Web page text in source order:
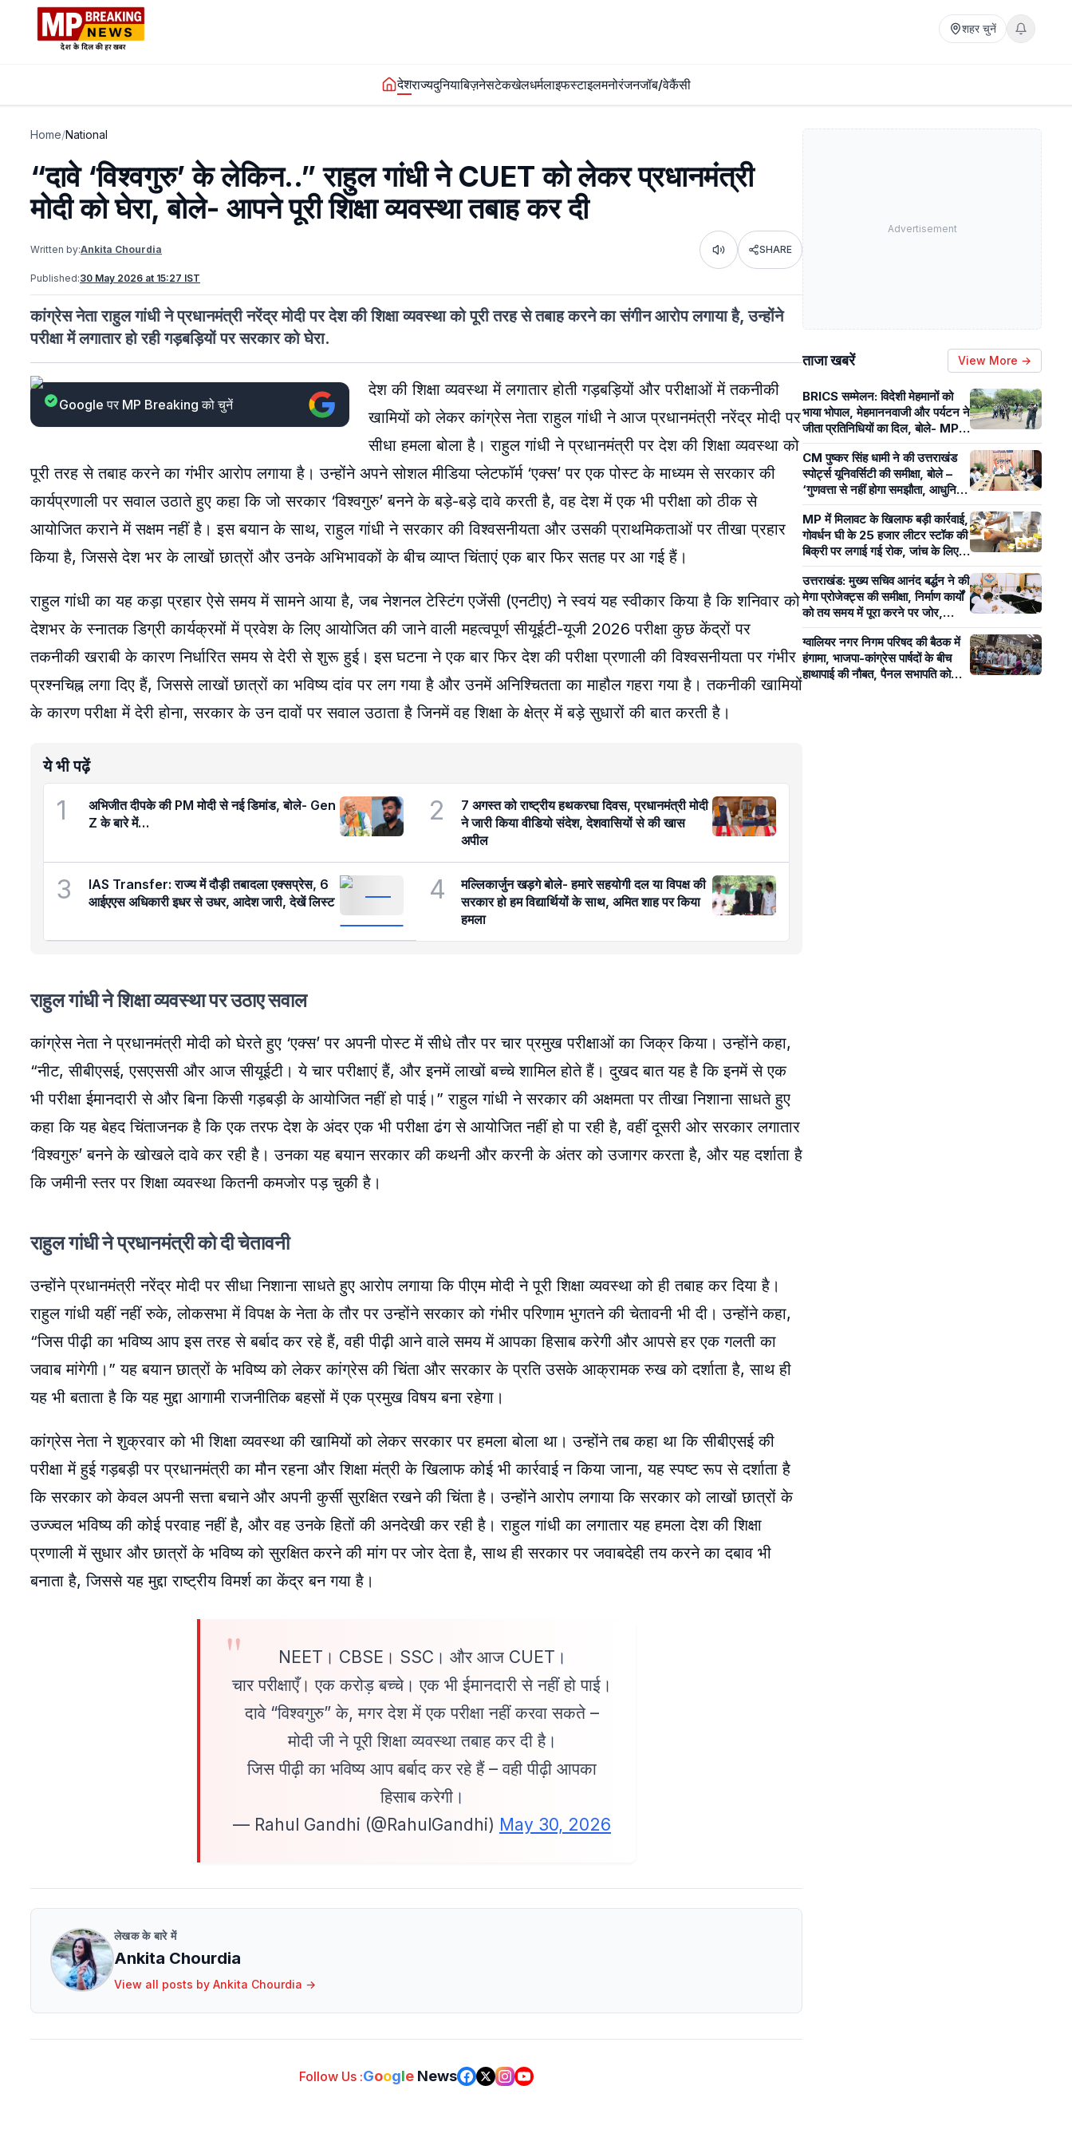
शहर चुनें
देशराज्यदुनियाबिज़नेसटेकखेलधर्मलाइफस्टाइलमनोरंजनजॉब/वेकैंसी
Home/National
“दावे ‘विश्वगुरु’ के लेकिन..” राहुल गांधी ने CUET को लेकर प्रधानमंत्री
मोदी को घेरा, बोले- आपने पूरी शिक्षा व्यवस्था तबाह कर दी
Written by:Ankita Chourdia Listen SHARE
Published:30 May 2026 at 15:27 IST
कांग्रेस नेता राहुल गांधी ने प्रधानमंत्री नरेंद्र मोदी पर देश की शिक्षा व्यवस्था को पूरी तरह से तबाह करने का संगीन आरोप लगाया है, उन्होंने
परीक्षा में लगातार हो रही गड़बड़ियों पर सरकार को घेरा.
Google पर MP Breaking को चुनें
देश की शिक्षा व्यवस्था में लगातार होती गड़बड़ियों और परीक्षाओं में तकनीकी
खामियों को लेकर कांग्रेस नेता राहुल गांधी ने आज प्रधानमंत्री नरेंद्र मोदी पर
सीधा हमला बोला है। राहुल गांधी ने प्रधानमंत्री पर देश की शिक्षा व्यवस्था को
पूरी तरह से तबाह करने का गंभीर आरोप लगाया है। उन्होंने अपने सोशल मीडिया प्लेटफॉर्म ‘एक्स’ पर एक पोस्ट के माध्यम से सरकार की
कार्यप्रणाली पर सवाल उठाते हुए कहा कि जो सरकार ‘विश्वगुरु’ बनने के बड़े-बड़े दावे करती है, वह देश में एक भी परीक्षा को ठीक से
आयोजित कराने में सक्षम नहीं है। इस बयान के साथ, राहुल गांधी ने सरकार की विश्वसनीयता और उसकी प्राथमिकताओं पर तीखा प्रहार
किया है, जिससे देश भर के लाखों छात्रों और उनके अभिभावकों के बीच व्याप्त चिंताएं एक बार फिर सतह पर आ गई हैं।
राहुल गांधी का यह कड़ा प्रहार ऐसे समय में सामने आया है, जब नेशनल टेस्टिंग एजेंसी (एनटीए) ने स्वयं यह स्वीकार किया है कि शनिवार को
देशभर के स्नातक डिग्री कार्यक्रमों में प्रवेश के लिए आयोजित की जाने वाली महत्वपूर्ण सीयूईटी-यूजी 2026 परीक्षा कुछ केंद्रों पर
तकनीकी खराबी के कारण निर्धारित समय से देरी से शुरू हुई। इस घटना ने एक बार फिर देश की परीक्षा प्रणाली की विश्वसनीयता पर गंभीर
प्रश्नचिह्न लगा दिए हैं, जिससे लाखों छात्रों का भविष्य दांव पर लग गया है और उनमें अनिश्चितता का माहौल गहरा गया है। तकनीकी खामियों
के कारण परीक्षा में देरी होना, सरकार के उन दावों पर सवाल उठाता है जिनमें वह शिक्षा के क्षेत्र में बड़े सुधारों की बात करती है।
ये भी पढ़ें
1
अभिजीत दीपके की PM मोदी से नई डिमांड, बोले- Gen
Z के बारे में…
2
7 अगस्त को राष्ट्रीय हथकरघा दिवस, प्रधानमंत्री मोदी
ने जारी किया वीडियो संदेश, देशवासियों से की खास
अपील
3
IAS Transfer: राज्य में दौड़ी तबादला एक्सप्रेस, 6
आईएएस अधिकारी इधर से उधर, आदेश जारी, देखें लिस्ट
4
मल्लिकार्जुन खड़गे बोले- हमारे सहयोगी दल या विपक्ष की
सरकार हो हम विद्यार्थियों के साथ, अमित शाह पर किया
हमला
राहुल गांधी ने शिक्षा व्यवस्था पर उठाए सवाल
कांग्रेस नेता ने प्रधानमंत्री मोदी को घेरते हुए ‘एक्स’ पर अपनी पोस्ट में सीधे तौर पर चार प्रमुख परीक्षाओं का जिक्र किया। उन्होंने कहा,
“नीट, सीबीएसई, एसएससी और आज सीयूईटी। ये चार परीक्षाएं हैं, और इनमें लाखों बच्चे शामिल होते हैं। दुखद बात यह है कि इनमें से एक
भी परीक्षा ईमानदारी से और बिना किसी गड़बड़ी के आयोजित नहीं हो पाई।” राहुल गांधी ने सरकार की अक्षमता पर तीखा निशाना साधते हुए
कहा कि यह बेहद चिंताजनक है कि एक तरफ देश के अंदर एक भी परीक्षा ढंग से आयोजित नहीं हो पा रही है, वहीं दूसरी ओर सरकार लगातार
‘विश्वगुरु’ बनने के खोखले दावे कर रही है। उनका यह बयान सरकार की कथनी और करनी के अंतर को उजागर करता है, और यह दर्शाता है
कि जमीनी स्तर पर शिक्षा व्यवस्था कितनी कमजोर पड़ चुकी है।
राहुल गांधी ने प्रधानमंत्री को दी चेतावनी
उन्होंने प्रधानमंत्री नरेंद्र मोदी पर सीधा निशाना साधते हुए आरोप लगाया कि पीएम मोदी ने पूरी शिक्षा व्यवस्था को ही तबाह कर दिया है।
राहुल गांधी यहीं नहीं रुके, लोकसभा में विपक्ष के नेता के तौर पर उन्होंने सरकार को गंभीर परिणाम भुगतने की चेतावनी भी दी। उन्होंने कहा,
“जिस पीढ़ी का भविष्य आप इस तरह से बर्बाद कर रहे हैं, वही पीढ़ी आने वाले समय में आपका हिसाब करेगी और आपसे हर एक गलती का
जवाब मांगेगी।” यह बयान छात्रों के भविष्य को लेकर कांग्रेस की चिंता और सरकार के प्रति उसके आक्रामक रुख को दर्शाता है, साथ ही
यह भी बताता है कि यह मुद्दा आगामी राजनीतिक बहसों में एक प्रमुख विषय बना रहेगा।
कांग्रेस नेता ने शुक्रवार को भी शिक्षा व्यवस्था की खामियों को लेकर सरकार पर हमला बोला था। उन्होंने तब कहा था कि सीबीएसई की
परीक्षा में हुई गड़बड़ी पर प्रधानमंत्री का मौन रहना और शिक्षा मंत्री के खिलाफ कोई भी कार्रवाई न किया जाना, यह स्पष्ट रूप से दर्शाता है
कि सरकार को केवल अपनी सत्ता बचाने और अपनी कुर्सी सुरक्षित रखने की चिंता है। उन्होंने आरोप लगाया कि सरकार को लाखों छात्रों के
उज्ज्वल भविष्य की कोई परवाह नहीं है, और वह उनके हितों की अनदेखी कर रही है। राहुल गांधी का लगातार यह हमला देश की शिक्षा
प्रणाली में सुधार और छात्रों के भविष्य को सुरक्षित करने की मांग पर जोर देता है, साथ ही सरकार पर जवाबदेही तय करने का दबाव भी
बनाता है, जिससे यह मुद्दा राष्ट्रीय विमर्श का केंद्र बन गया है।
NEET। CBSE। SSC। और आज CUET।
चार परीक्षाएँ। एक करोड़ बच्चे। एक भी ईमानदारी से नहीं हो पाई।
दावे “विश्वगुरु” के, मगर देश में एक परीक्षा नहीं करवा सकते –
मोदी जी ने पूरी शिक्षा व्यवस्था तबाह कर दी है।
जिस पीढ़ी का भविष्य आप बर्बाद कर रहे हैं – वही पीढ़ी आपका
हिसाब करेगी।
— Rahul Gandhi (@RahulGandhi) May 30, 2026
लेखक के बारे में
Ankita Chourdia
View all posts by Ankita Chourdia →
Follow Us :Google News
Advertisement
ताजा खबरें View More →
BRICS सम्मेलन: विदेशी मेहमानों को
भाया भोपाल, मेहमाननवाजी और पर्यटन ने
जीता प्रतिनिधियों का दिल, बोले- MP
का आतिथ्य हमेशा रहेगा याद
CM पुष्कर सिंह धामी ने की उत्तराखंड
स्पोर्ट्स यूनिवर्सिटी की समीक्षा, बोले –
‘गुणवत्ता से नहीं होगा समझौता, आधुनिक
खेल सुविधाओं पर रहेगा फोकस’
MP में मिलावट के खिलाफ बड़ी कार्रवाई,
गोवर्धन घी के 25 हजार लीटर स्टॉक की
बिक्री पर लगाई गई रोक, जांच के लिए
भेजे 20 सैंपल
उत्तराखंड: मुख्य सचिव आनंद बर्द्धन ने की
मेगा प्रोजेक्ट्स की समीक्षा, निर्माण कार्यों
को तय समय में पूरा करने पर जोर,
विभागों को दिए निर्देश
ग्वालियर नगर निगम परिषद की बैठक में
हंगामा, भाजपा-कांग्रेस पार्षदों के बीच
हाथापाई की नौबत, पैनल सभापति को